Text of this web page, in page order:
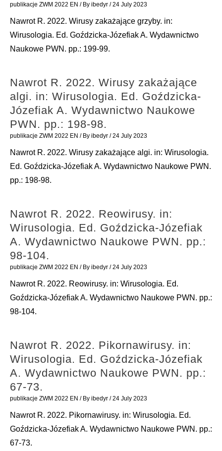
nukleinowych.
in:
Wirusologia.
Ed.
Goździcka-
Józefiak
A.
Wydawnictwo
PWN.
pp.:
331-
34.
publikacje ZWM 2022 EN / By ibedyr /24 July 2023
Nawrot R. 2022. Wirusy zakażające grzyby. in:
Wirusologia. Ed. Goździcka-Józefiak A. Wydawnictwo
Naukowe PWN. pp.: 199-99.
Nawrot R. 2022. Wirusy zakażające
algi. in: Wirusologia. Ed. Goździcka-
Józefiak A. Wydawnictwo Naukowe
PWN. pp.: 198-98.
publikacje ZWM 2022 EN / By ibedyr /24 July 2023
Nawrot R. 2022. Wirusy zakażające algi. in: Wirusologia.
Ed. Goździcka-Józefiak A. Wydawnictwo Naukowe PWN.
pp.: 198-98.
Nawrot R. 2022. Reowirusy. in:
Wirusologia. Ed. Goździcka-Józefiak
A. Wydawnictwo Naukowe PWN. pp.:
98-104.
publikacje ZWM 2022 EN / By ibedyr /24 July 2023
Nawrot R. 2022. Reowirusy. in: Wirusologia. Ed.
Goździcka-Józefiak A. Wydawnictwo Naukowe PWN. pp.:
98-104.
Nawrot R. 2022. Pikornawirusy. in:
Wirusologia. Ed. Goździcka-Józefiak
A. Wydawnictwo Naukowe PWN. pp.:
67-73.
publikacje ZWM 2022 EN / By ibedyr /24 July 2023
Nawrot R. 2022. Pikornawirusy. in: Wirusologia. Ed.
Goździcka-Józefiak A. Wydawnictwo Naukowe PWN. pp.:
67-73.